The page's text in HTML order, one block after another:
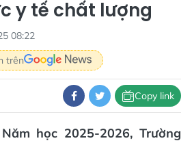
y tế chất lượng
08:22
trên
Copy link
học 2025-2026, Trường